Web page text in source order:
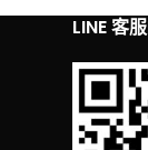
LINE 客